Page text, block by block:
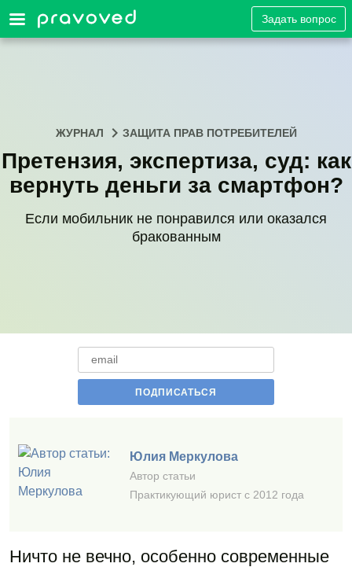
Задать вопрос
ЖУРНАЛ ЗАЩИТА ПРАВ ПОТРЕБИТЕЛЕЙ
Претензия, экспертиза, суд: как
вернуть деньги за смартфон?
Если мобильник не понравился или оказался
бракованным
Юлия Меркулова
Автор статьи
Практикующий юрист с 2012 года
Ничто не вечно, особенно современные